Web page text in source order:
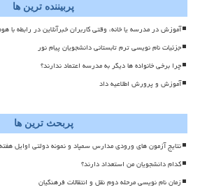
پربیننده ترین ها
آموزش در مدرسه یا خانه، وقتی کاربران خبرآنلاین در رابطه با
جزئیات نام نویسی ترم تابستانی دانشجویان پیام نور
چرا برخی خانواده ها دیگر به مدرسه اعتماد ندارند؟
آموزش و پرورش اطلاعیه داد
پربحث ترین ها
نتایج آزمون های ورودی مدارس سمپاد و نمونه دولتی اوایل
کدام دانشجویان من استعداد دارند؟
زمان نام نویسی مرحله دوم نقل و انتقالات فرهنگیان